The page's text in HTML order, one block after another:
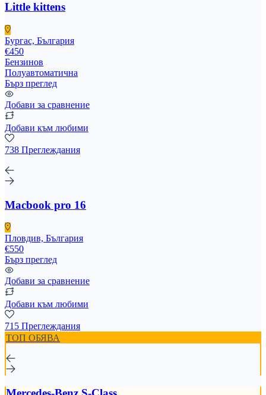
Little kittens
Бургас, България
€450
Бензинов
Полуавтоматична
Бърз преглед
Добави за сравнение
Добави към любими
738 Преглеждания
Macbook pro 16
Пловдив, България
€550
Бърз преглед
Добави за сравнение
Добави към любими
715 Преглеждания
ТОП ОБЯВА